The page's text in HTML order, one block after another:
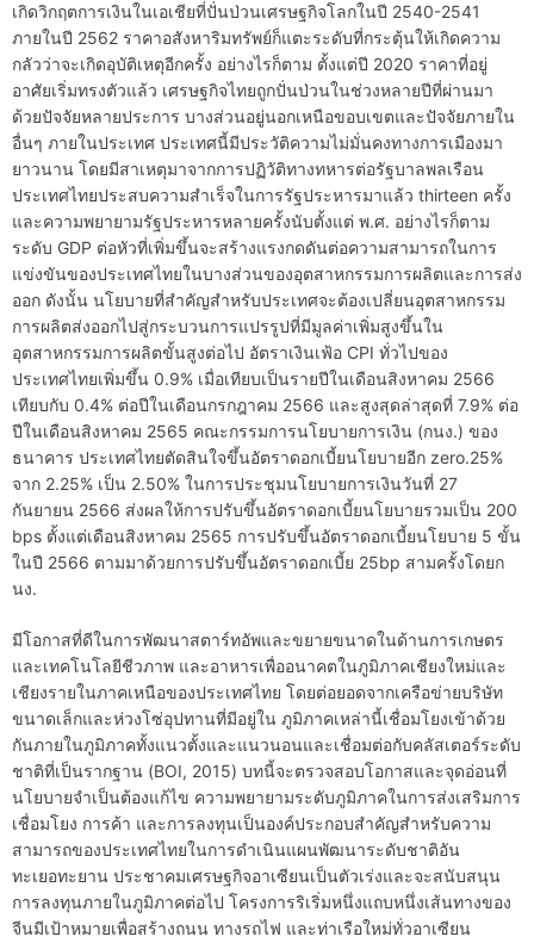
เกิดวิกฤตการเงินในเอเชียที่ปั่นป่วนเศรษฐกิจโลกในปี 2540-2541
ภายในปี 2562 ราคาอสังหาริมทรัพย์ก็แตะระดับที่กระตุ้นให้เกิดความ
กลัวว่าจะเกิดอุบัติเหตุอีกครั้ง อย่างไรก็ตาม ตั้งแต่ปี 2020 ราคาที่อยู่
อาศัยเริ่มทรงตัวแล้ว เศรษฐกิจไทยถูกปั่นป่วนในช่วงหลายปีที่ผ่านมา
ด้วยปัจจัยหลายประการ บางส่วนอยู่นอกเหนือขอบเขตและปัจจัยภายใน
อื่นๆ ภายในประเทศ ประเทศนี้มีประวัติความไม่มั่นคงทางการเมืองมา
ยาวนาน โดยมีสาเหตุมาจากการปฏิวัติทางทหารต่อรัฐบาลพลเรือน
ประเทศไทยประสบความสำเร็จในการรัฐประหารมาแล้ว thirteen ครั้ง
และความพยายามรัฐประหารหลายครั้งนับตั้งแต่ พ.ศ. อย่างไรก็ตาม
ระดับ GDP ต่อหัวที่เพิ่มขึ้นจะสร้างแรงกดดันต่อความสามารถในการ
แข่งขันของประเทศไทยในบางส่วนของอุตสาหกรรมการผลิตและการส่ง
ออก ดังนั้น นโยบายที่สำคัญสำหรับประเทศจะต้องเปลี่ยนอุตสาหกรรม
การผลิตส่งออกไปสู่กระบวนการแปรรูปที่มีมูลค่าเพิ่มสูงขึ้นใน
อุตสาหกรรมการผลิตขั้นสูงต่อไป อัตราเงินเฟ้อ CPI ทั่วไปของ
ประเทศไทยเพิ่มขึ้น 0.9% เมื่อเทียบเป็นรายปีในเดือนสิงหาคม 2566
เทียบกับ 0.4% ต่อปีในเดือนกรกฎาคม 2566 และสูงสุดล่าสุดที่ 7.9% ต่อ
ปีในเดือนสิงหาคม 2565 คณะกรรมการนโยบายการเงิน (กนง.) ของ
ธนาคาร ประเทศไทยตัดสินใจขึ้นอัตราดอกเบี้ยนโยบายอีก zero.25%
จาก 2.25% เป็น 2.50% ในการประชุมนโยบายการเงินวันที่ 27
กันยายน 2566 ส่งผลให้การปรับขึ้นอัตราดอกเบี้ยนโยบายรวมเป็น 200
bps ตั้งแต่เดือนสิงหาคม 2565 การปรับขึ้นอัตราดอกเบี้ยนโยบาย 5 ขั้น
ในปี 2566 ตามมาด้วยการปรับขึ้นอัตราดอกเบี้ย 25bp สามครั้งโดยก
นง.
มีโอกาสที่ดีในการพัฒนาสตาร์ทอัพและขยายขนาดในด้านการเกษตร
และเทคโนโลยีชีวภาพ และอาหารเพื่ออนาคตในภูมิภาคเชียงใหม่และ
เชียงรายในภาคเหนือของประเทศไทย โดยต่อยอดจากเครือข่ายบริษัท
ขนาดเล็กและห่วงโซ่อุปทานที่มีอยู่ใน ภูมิภาคเหล่านี้เชื่อมโยงเข้าด้วย
กันภายในภูมิภาคทั้งแนวตั้งและแนวนอนและเชื่อมต่อกับคลัสเตอร์ระดับ
ชาติที่เป็นรากฐาน (BOI, 2015) บทนี้จะตรวจสอบโอกาสและจุดอ่อนที่
นโยบายจำเป็นต้องแก้ไข ความพยายามระดับภูมิภาคในการส่งเสริมการ
เชื่อมโยง การค้า และการลงทุนเป็นองค์ประกอบสำคัญสำหรับความ
สามารถของประเทศไทยในการดำเนินแผนพัฒนาระดับชาติอัน
ทะเยอทะยาน ประชาคมเศรษฐกิจอาเซียนเป็นตัวเร่งและจะสนับสนุน
การลงทุนภายในภูมิภาคต่อไป โครงการริเริ่มหนึ่งแถบหนึ่งเส้นทางของ
จีนมีเป้าหมายเพื่อสร้างถนน ทางรถไฟ และท่าเรือใหม่ทั่วอาเซียน